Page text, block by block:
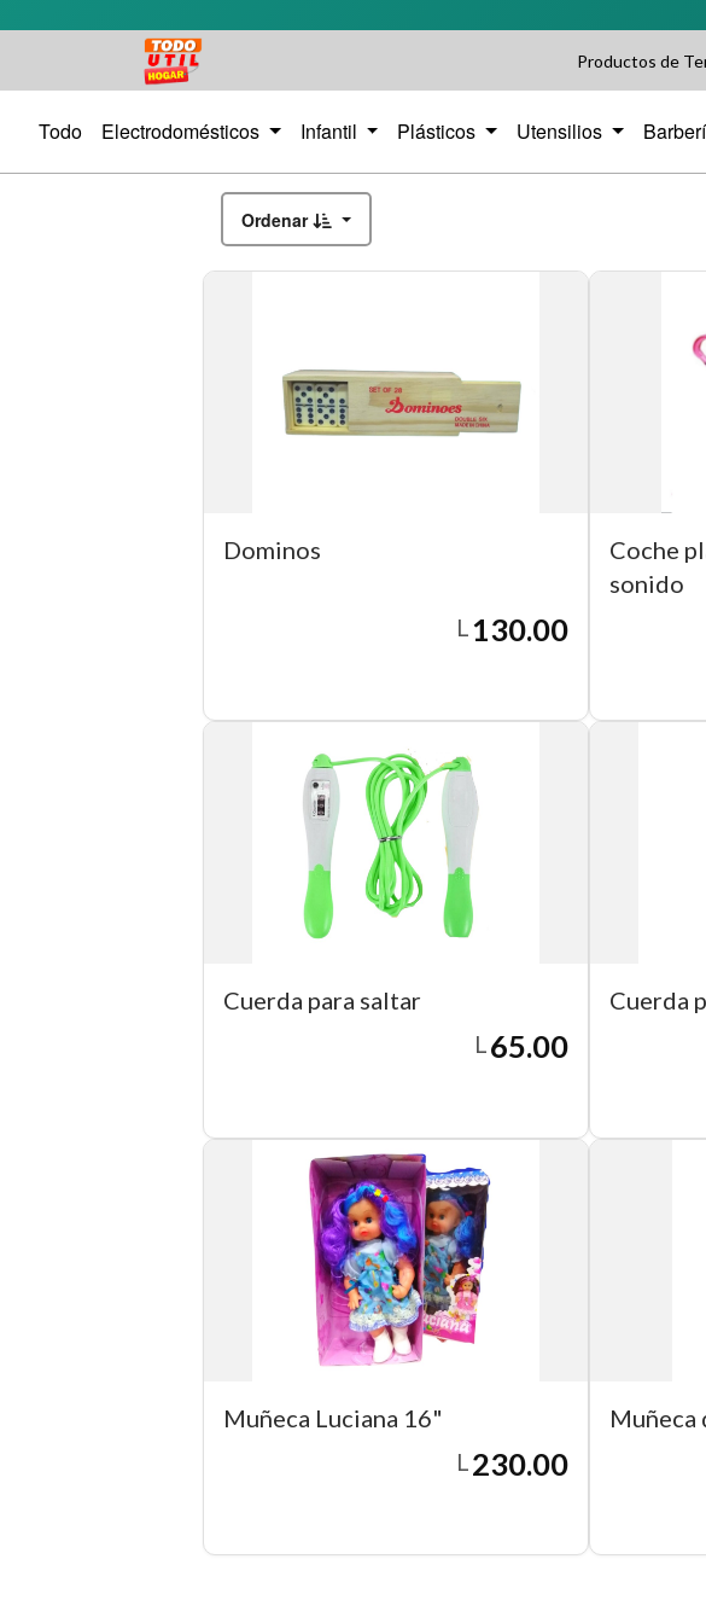
Productos de
Todo Electrodomésticos Infantil Plásticos Utensilios
Ordenar
Dominos
L130.00
Coche
sonido
Cuerda para saltar
L65.00
Cuerda
Muñeca Luciana 16"
L230.00
Muñeca